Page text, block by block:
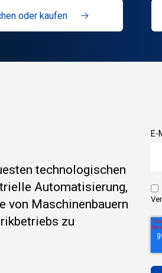
oder kaufen
technologischen
Automatisierung,
von Maschinenbauern
zu
E-